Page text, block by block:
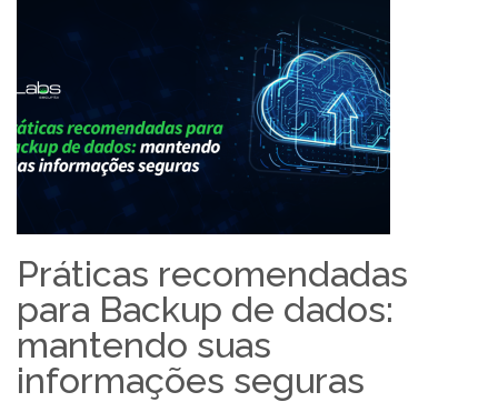
Práticas recomendadas
para Backup de dados:
mantendo suas
informações seguras